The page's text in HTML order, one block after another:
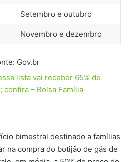
Setembro e outubro
Novembro e dezembro
Gov.br
lista vai receber 65% de
confira – Bolsa Família
bimestral destinado a famílias
na compra do botijão de gás de